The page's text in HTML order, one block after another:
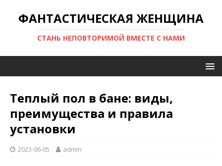
ФАНТАСТИЧЕСКАЯ ЖЕНЩИНА
СТАНЬ НЕПОВТОРИМОЙ ВМЕСТЕ С НАМИ
Теплый пол в бане: виды,
преимущества и правила
установки
2023-06-05 admin